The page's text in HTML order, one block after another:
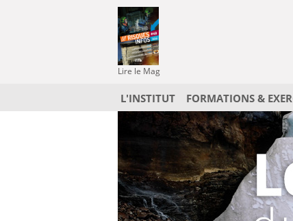
Lire le Mag
L'INSTITUT FORMATIONS &